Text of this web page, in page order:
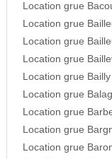
Location grue
Location grue
Location grue
Location grue
Location grue
Location grue
Location grue
Location grue
Location grue